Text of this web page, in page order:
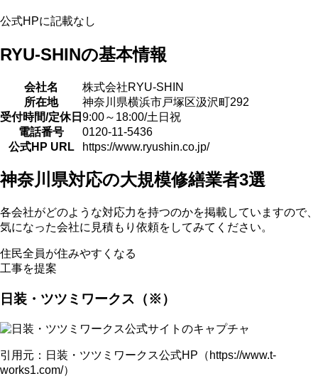
公式HPに記載なし
RYU-SHINの基本情報
会社名
株式会社RYU-SHIN
所在地
神奈川県横浜市戸塚区汲沢町292
受付時間/定休日 9:00～18:00/土日祝
電話番号
0120-11-5436
公式HP URL
https://www.ryushin.co.jp/
神奈川県対応の大規模修繕業者3選
各会社がどのような対応力を持つのかを掲載していますので、
気になった会社に見積もり依頼をしてみてください。
住民全員が住みやすくなる
工事を提案
日装・ツツミワークス（※）
引用元：日装・ツツミワークス公式HP（https://www.t-
works1.com/）